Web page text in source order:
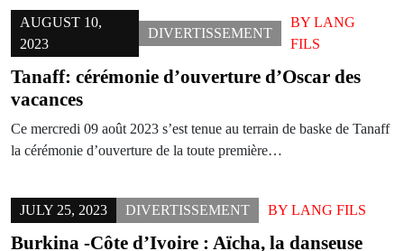
AUGUST 10,
2023
DIVERTISSEMENT
BY LANG
FILS
Tanaff: cérémonie d’ouverture d’Oscar des
vacances
Ce mercredi 09 août 2023 s’est tenue au terrain de baske de Tanaff
la cérémonie d’ouverture de la toute première…
JULY 25, 2023 DIVERTISSEMENT BY LANG FILS
Burkina -Côte d’Ivoire : Aïcha, la danseuse